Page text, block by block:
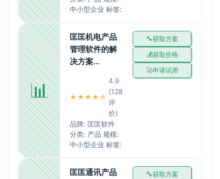
中小型企业 标签:
📊
匡匡机电产品
管理软件的解
决方案…
★★★★☆
4.9
(128
评
价)
品牌: 匡匡软件
分类: 产品 规模:
中小型企业 标签:
获取方案
获取价格
申请试用
匡匡通讯产品
获取方案